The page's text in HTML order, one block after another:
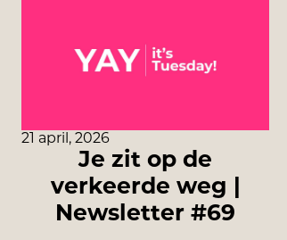
21 april, 2026
Je zit op de
verkeerde weg |
Newsletter #69